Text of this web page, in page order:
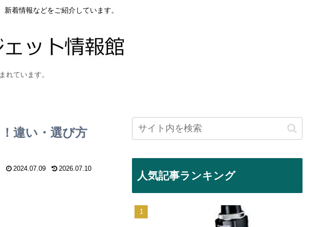
着情報などをご紹介しています。
れています。
違い・選び方
2024.07.09 2026.07.10
人気記事ランキング